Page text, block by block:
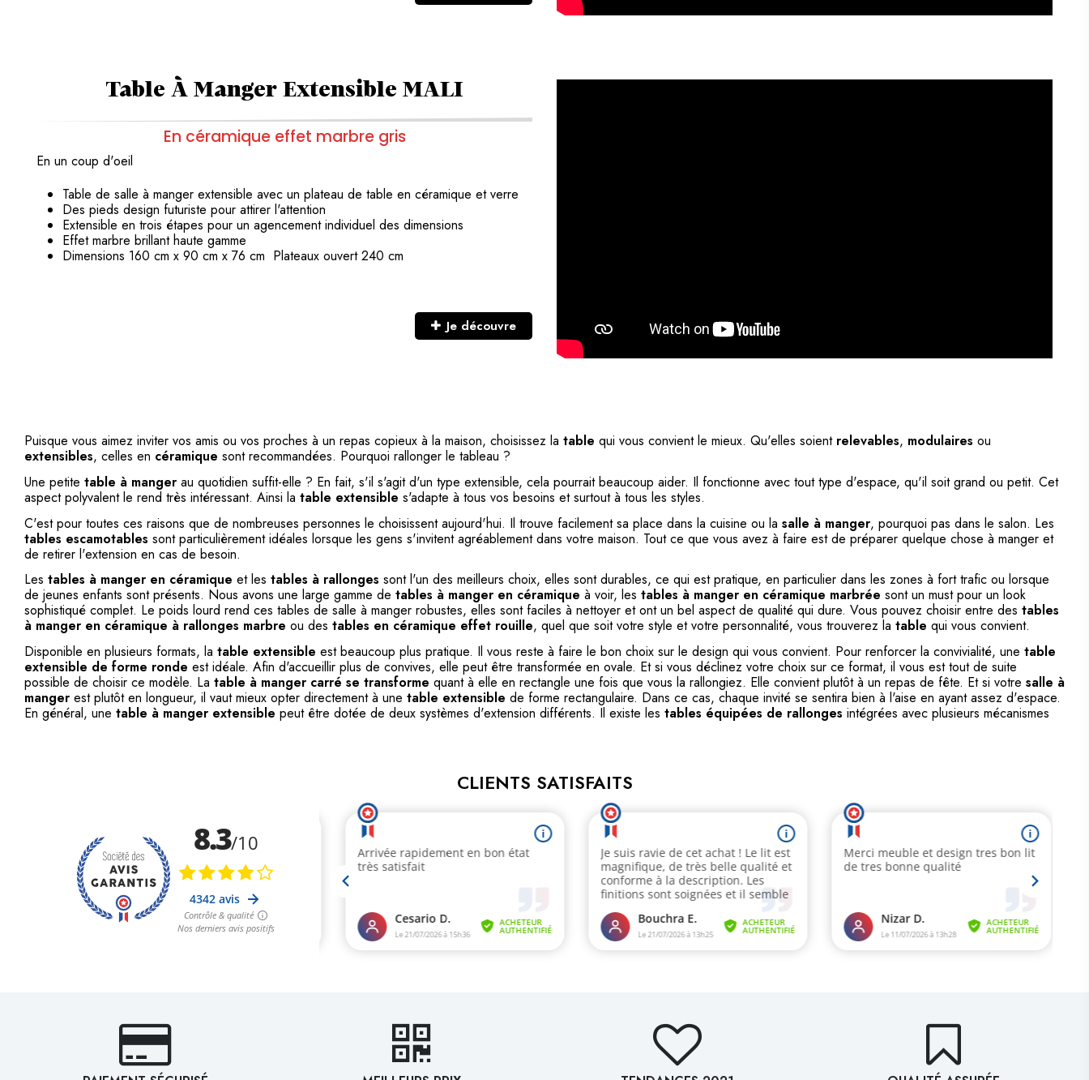
Table À Manger Extensible MALI
En céramique effet marbre gris
En un coup d'oeil
Table de salle à manger extensible avec un plateau de table en céramique et verre
Des pieds design futuriste pour attirer l'attention
Extensible en trois étapes pour un agencement individuel des dimensions
Effet marbre brillant haute gamme
Dimensions 160 cm x 90 cm x 76 cm Plateaux ouvert 240 cm
Je découvre
Puisque vous aimez inviter vos amis ou vos proches à un repas copieux à la maison, choisissez la table qui vous convient le mieux. Qu'elles soient relevables, modulaires ou
extensibles, celles en céramique sont recommandées. Pourquoi rallonger le tableau ?
Une petite table à manger au quotidien suffit-elle ? En fait, s'il s'agit d'un type extensible, cela pourrait beaucoup aider. Il fonctionne avec tout type d'espace, qu'il soit grand ou petit. Cet
aspect polyvalent le rend très intéressant. Ainsi la table extensible s'adapte à tous vos besoins et surtout à tous les styles.
C'est pour toutes ces raisons que de nombreuses personnes le choisissent aujourd'hui. Il trouve facilement sa place dans la cuisine ou la salle à manger, pourquoi pas dans le salon. Les
tables escamotables sont particulièrement idéales lorsque les gens s'invitent agréablement dans votre maison. Tout ce que vous avez à faire est de préparer quelque chose à manger et
de retirer l'extension en cas de besoin.
Les tables à manger en céramique et les tables à rallonges sont l'un des meilleurs choix, elles sont durables, ce qui est pratique, en particulier dans les zones à fort trafic ou lorsque
de jeunes enfants sont présents. Nous avons une large gamme de tables à manger en céramique à voir, les tables à manger en céramique marbrée sont un must pour un look
sophistiqué complet. Le poids lourd rend ces tables de salle à manger robustes, elles sont faciles à nettoyer et ont un bel aspect de qualité qui dure. Vous pouvez choisir entre des tables
à manger en céramique à rallonges marbre ou des tables en céramique effet rouille, quel que soit votre style et votre personnalité, vous trouverez la table qui vous convient.
Disponible en plusieurs formats, la table extensible est beaucoup plus pratique. Il vous reste à faire le bon choix sur le design qui vous convient. Pour renforcer la convivialité, une table
extensible de forme ronde est idéale. Afin d'accueillir plus de convives, elle peut être transformée en ovale. Et si vous déclinez votre choix sur ce format, il vous est tout de suite
possible de choisir ce modèle. La table à manger carré se transforme quant à elle en rectangle une fois que vous la rallongiez. Elle convient plutôt à un repas de fête. Et si votre salle à
manger est plutôt en longueur, il vaut mieux opter directement à une table extensible de forme rectangulaire. Dans ce cas, chaque invité se sentira bien à l'aise en ayant assez d'espace.
En général, une table à manger extensible peut être dotée de deux systèmes d'extension différents. Il existe les tables équipées de rallonges intégrées avec plusieurs mécanismes
CLIENTS SATISFAITS